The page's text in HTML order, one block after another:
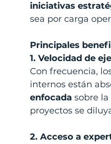
iniciativas
sea por carga
Principales
1. Velocidad de
Con frecuencia,
internos están
enfocada sobre
proyectos se
2. Acceso a